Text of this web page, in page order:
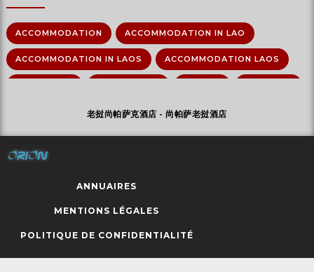
ACCOMMODATION ACCOMMODATION IN LAO
ACCOMMODATION IN LAOS ACCOMMODATION LAOS
DORMIR AU LAOS DORMIR LAOS HOTEL
HOTEL LAOS HOTEL LUXE LAOS HOTEL MEKONG
HÉBERGEMENT LAOS
HÔTEL PRESTIGE HÔTEL TRADITIONNEL
HÔTEL TRADITIONNEL LAOTIEN
LAO JOURNEY LAOS LAOS HOTEL
老挝尚帕萨克酒店 - 尚帕萨老挝酒店
ANNUAIRES
MENTIONS LÉGALES
POLITIQUE DE CONFIDENTIALITÉ